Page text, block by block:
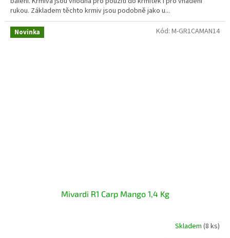
rukou. Základem těchto krmiv jsou podobně jako u...
Novinka
Mivardi R1 Carp Mango 1,4 Kg
Skladem (8 ks)
Kód: M-GR1CAMAN14